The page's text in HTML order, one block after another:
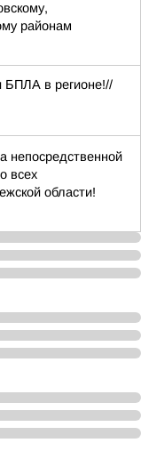
районам
БПЛА в регионе!//
непосредственной
всех
области!